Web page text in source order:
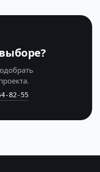
82-55